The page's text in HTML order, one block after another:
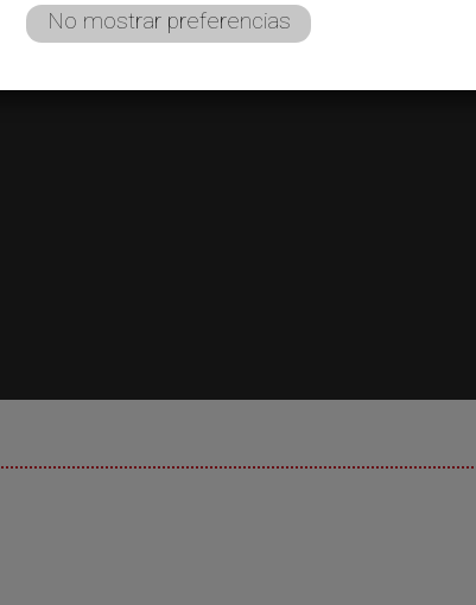
No mostrar preferencias